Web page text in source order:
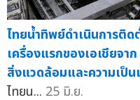
ไทยน้ำทิพย์ดำเนินการติ
เครื่องแรกของเอเชียจา
สิ่งแวดล้อมและความเป็น
ไทยน... 25 มิ.ย.